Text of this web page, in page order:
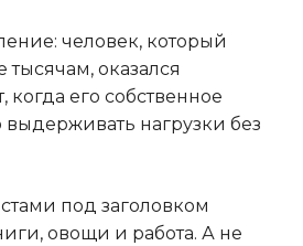
человек, который
оказался
когда его собственное
нагрузки без
под заголовком
овощи и работа. А не